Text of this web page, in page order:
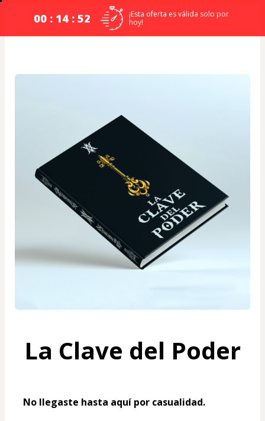
00 : 14 : 51
¡Esta oferta es válida solo por
hoy!
La Clave del Poder
No llegaste hasta aquí por casualidad.